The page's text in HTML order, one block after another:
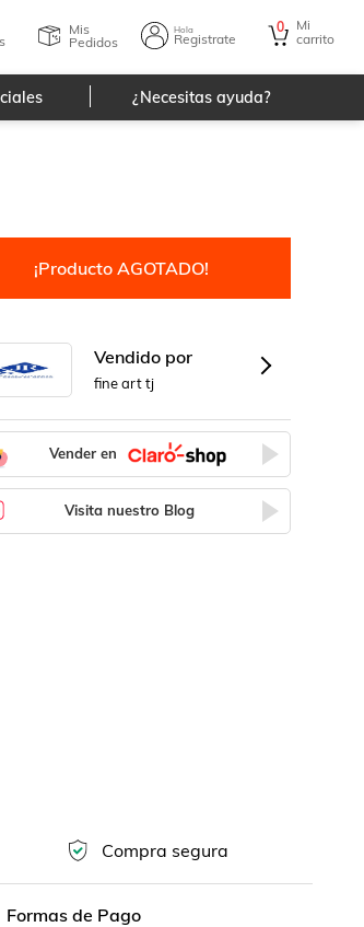
Mis
Pedidos
Hola
Registrate
0
Mi
carrito
¿Necesitas ayuda?
¡Producto AGOTADO!
Vendido por
fine art tj
Vender en
Visita nuestro Blog
Compra segura
Formas de Pago